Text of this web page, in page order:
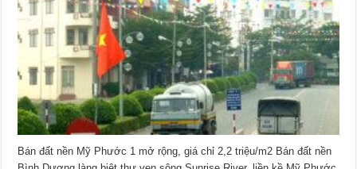
Bán đất nền Mỹ Phước 1 mở rộng, giá chỉ 2,2 triệu/m2 Bán đất nền